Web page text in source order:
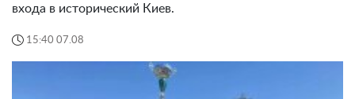
входа в исторический Киев.
15:40 07.08